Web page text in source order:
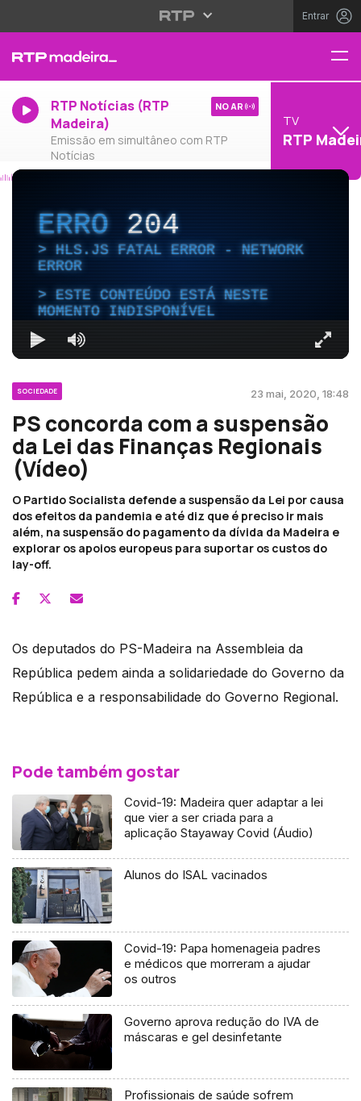
Entrar
RTP Notícias (RTP
Madeira)
Emissão em simultâneo com RTP
Notícias
NO AR
TV
RTP
ERRO204
HLS.JS FATAL ERROR - NETWORK
ERROR
ESTE CONTEÚDO ESTÁ NESTE
MOMENTO INDISPONÍVEL
SOCIEDADE 23 mai, 2020, 18:48
PS concorda com a suspensão
da Lei das Finanças Regionais
(Vídeo)
O Partido Socialista defende a suspensão da Lei por causa
dos efeitos da pandemia e até diz que é preciso ir mais
além, na suspensão do pagamento da dívida da Madeira e
explorar os apoios europeus para suportar os custos do
lay-off.
Os deputados do PS-Madeira na Assembleia da
República pedem ainda a solidariedade do Governo da
República e a responsabilidade do Governo Regional.
Pode também gostar
Covid-19: Madeira quer adaptar a lei
que vier a ser criada para a
aplicação Stayaway Covid (Áudio)
Alunos do ISAL vacinados
Covid-19: Papa homenageia padres
e médicos que morreram a ajudar
os outros
Governo aprova redução do IVA de
máscaras e gel desinfetante
Profissionais de saúde sofrem